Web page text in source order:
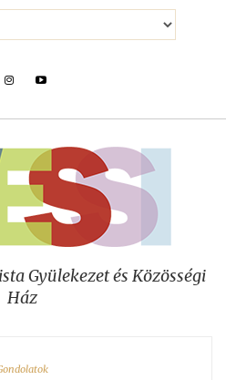
Gyülekezet és Közösségi
Ház